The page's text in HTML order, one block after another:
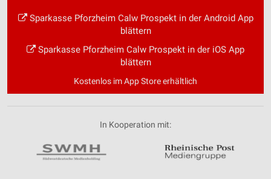
Sparkasse Pforzheim Calw Prospekt in der Android App
blättern
Sparkasse Pforzheim Calw Prospekt in der iOS App
blättern
Kostenlos im App Store erhältlich
In Kooperation mit: